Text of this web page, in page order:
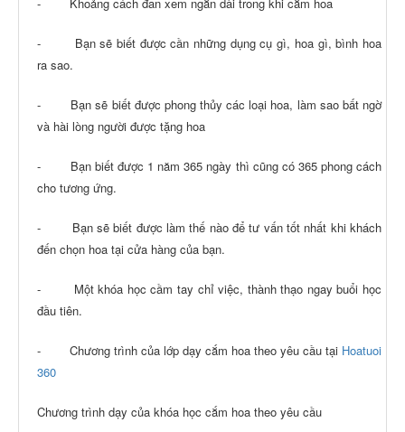
- Bạn sẽ biết được cần những dụng cụ gì, hoa gì, bình hoa
ra sao.
- Bạn sẽ biết được phong thủy các loại hoa, làm sao bất ngờ
và hài lòng người được tặng hoa
- Bạn biết được 1 năm 365 ngày thì cũng có 365 phong cách
cho tương ứng.
- Bạn sẽ biết được làm thế nào để tư vấn tốt nhất khi khách
đến chọn hoa tại cửa hàng của bạn.
- Một khóa học cầm tay chỉ việc, thành thạo ngay buổi học
đầu tiên.
- Chương trình của lớp dạy cắm hoa theo yêu cầu tại Hoatuoi
360
Chương trình dạy của khóa học cắm hoa theo yêu cầu